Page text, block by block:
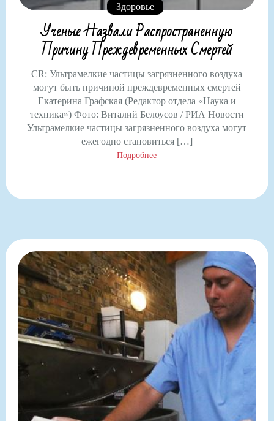
Здоровье
Ученые Назвали Распространенную
Причину Преждевременных Смертей
CR: Ультрамелкие частицы загрязненного воздуха
могут быть причиной преждевременных смертей
Екатерина Графская (Редактор отдела «Наука и
техника») Фото: Виталий Белоусов / РИА Новости
Ультрамелкие частицы загрязненного воздуха могут
ежегодно становиться […]
Подробнее